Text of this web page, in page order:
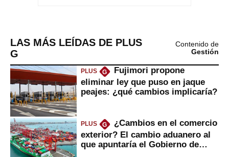
LAS MÁS LEÍDAS DE PLUS
G
Contenido de
Gestión
PLUS G
Fujimori propone
eliminar ley que puso en jaque
peajes: ¿qué cambios implicaría?
PLUS G
¿Cambios en el comercio
exterior? El cambio aduanero al
que apuntaría el Gobierno de